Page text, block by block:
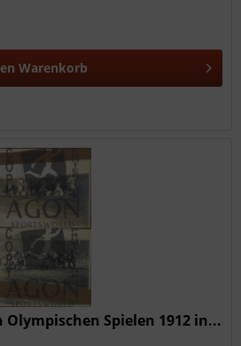
Warenkorb
Olympischen Spielen 1912 in...